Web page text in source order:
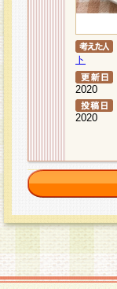
ト
2020
2020